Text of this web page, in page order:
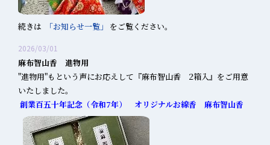
続きは 「お知らせ一覧」 をご覧ください。
2026/03/01
麻布智山香 進物用
"進物用"もという声にお応えして『麻布智山香 2箱入』をご用意
いたしました。
創業百五十年記念（令和7年）
オリジナルお線香 麻布智山香